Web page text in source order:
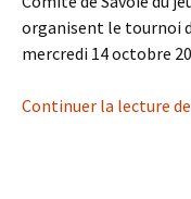
organisent le tournoi
mercredi 14 octobre
Continuer la lecture de